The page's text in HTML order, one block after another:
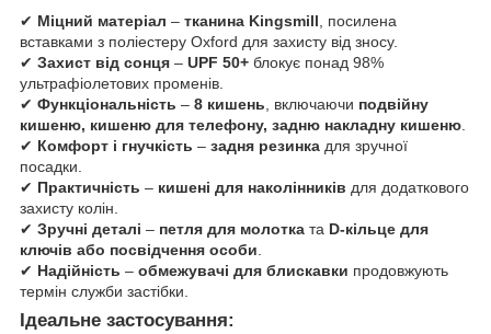
✔ Міцний матеріал – тканина Kingsmill, посилена
вставками з поліестеру Oxford для захисту від зносу.
✔ Захист від сонця – UPF 50+ блокує понад 98%
ультрафіолетових променів.
✔ Функціональність – 8 кишень, включаючи подвійну
кишеню, кишеню для телефону, задню накладну кишеню.
✔ Комфорт і гнучкість – задня резинка для зручної
посадки.
✔ Практичність – кишені для наколінників для додаткового
захисту колін.
✔ Зручні деталі – петля для молотка та D-кільце для
ключів або посвідчення особи.
✔ Надійність – обмежувачі для блискавки продовжують
термін служби застібки.
Ідеальне застосування: